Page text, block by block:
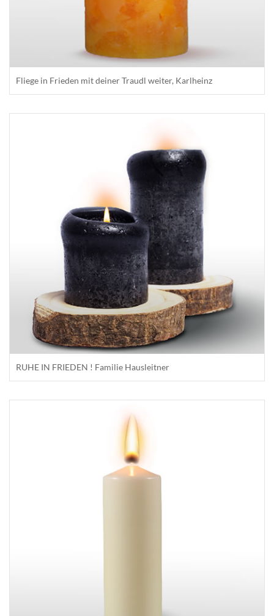
Fliege in Frieden mit deiner Traudl weiter, Karlheinz
RUHE IN FRIEDEN ! Familie Hausleitner